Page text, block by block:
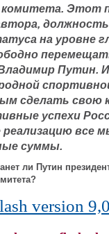
Этот
на уровне
Путин.
сделать свою
успехи
реализацию все
суммы.
ли Путин
version